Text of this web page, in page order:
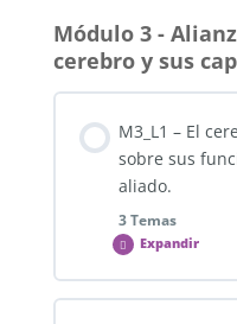
Contenido de la
0% COMPLETADO
M2_L5_F1 –
Módulo 3 -
cerebro y sus
M3_L1 – El
sobre sus
aliado.
3 Temas
Expandir